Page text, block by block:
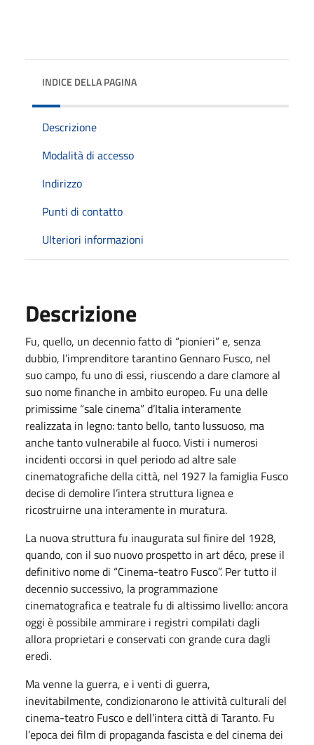
INDICE DELLA PAGINA
Descrizione
Modalità di accesso
Indirizzo
Punti di contatto
Ulteriori informazioni
Descrizione
Fu, quello, un decennio fatto di “pionieri” e, senza
dubbio, l’imprenditore tarantino Gennaro Fusco, nel
suo campo, fu uno di essi, riuscendo a dare clamore al
suo nome finanche in ambito europeo. Fu una delle
primissime “sale cinema” d’Italia interamente
realizzata in legno: tanto bello, tanto lussuoso, ma
anche tanto vulnerabile al fuoco. Visti i numerosi
incidenti occorsi in quel periodo ad altre sale
cinematografiche della città, nel 1927 la famiglia Fusco
decise di demolire l’intera struttura lignea e
ricostruirne una interamente in muratura.
La nuova struttura fu inaugurata sul finire del 1928,
quando, con il suo nuovo prospetto in art déco, prese il
definitivo nome di “Cinema-teatro Fusco”. Per tutto il
decennio successivo, la programmazione
cinematografica e teatrale fu di altissimo livello: ancora
oggi è possibile ammirare i registri compilati dagli
allora proprietari e conservati con grande cura dagli
eredi.
Ma venne la guerra, e i venti di guerra,
inevitabilmente, condizionarono le attività culturali del
cinema-teatro Fusco e dell’intera città di Taranto. Fu
l’epoca dei film di propaganda fascista e del cinema dei